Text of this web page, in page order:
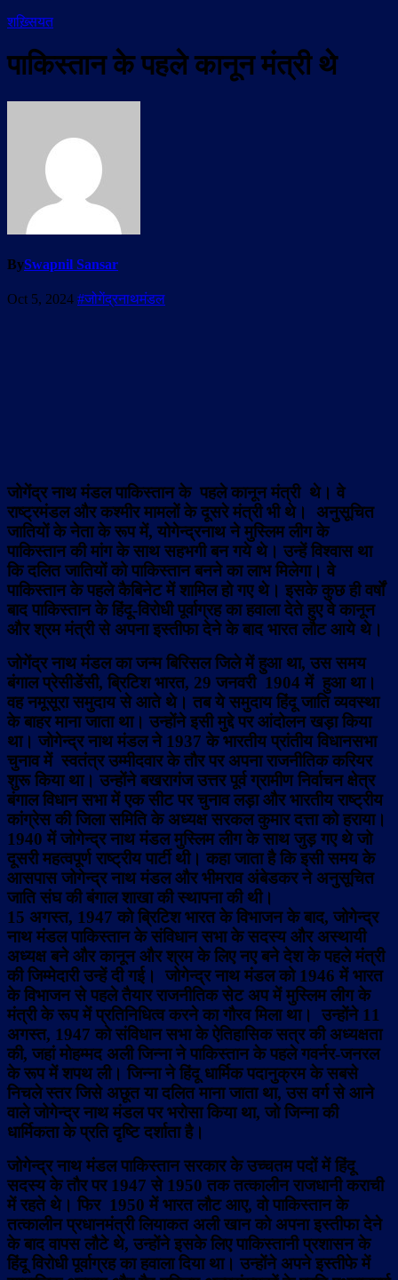
शख़्सियत
पाकिस्तान के पहले कानून मंत्री थे
BySwapnil Sansar
Oct 5, 2024 #जोगेंद्रनाथमंडल
जोगेंद्र नाथ मंडल पाकिस्तान के पहले कानून मंत्री थे। वे
राष्ट्रमंडल और कश्मीर मामलों के दूसरे मंत्री भी थे। अनुसूचित
जातियों के नेता के रूप में, योगेन्द्रनाथ ने मुस्लिम लीग के
पाकिस्तान की मांग के साथ सहभगी बन गये थे। उन्हें विश्वास था
कि दलित जातियों को पाकिस्तान बनने का लाभ मिलेगा। वे
पाकिस्तान के पहले कैबिनेट में शामिल हो गए थे। इसके कुछ ही वर्षों
बाद पाकिस्तान के हिंदू-विरोधी पूर्वाग्रह का हवाला देते हुए वे कानून
और श्रम मंत्री से अपना इस्तीफा देने के बाद भारत लौट आये थे।
जोगेंद्र नाथ मंडल का जन्म बिरिसल जिले में हुआ था, उस समय
बंगाल प्रेसीडेंसी, ब्रिटिश भारत, 29 जनवरी 1904 में हुआ था।
वह नमूसूरा समुदाय से आते थे। तब ये समुदाय हिंदू जाति व्यवस्था
के बाहर माना जाता था। उन्होंने इसी मुद्दे पर आंदोलन खड़ा किया
था। जोगेन्द्र नाथ मंडल ने 1937 के भारतीय प्रांतीय विधानसभा
चुनाव में स्वतंत्र उम्मीदवार के तौर पर अपना राजनीतिक करियर
शुरू किया था। उन्होंने बखरागंज उत्तर पूर्व ग्रामीण निर्वाचन क्षेत्र
बंगाल विधान सभा में एक सीट पर चुनाव लड़ा और भारतीय राष्ट्रीय
कांग्रेस की जिला समिति के अध्यक्ष सरकल कुमार दत्ता को हराया।
1940 में जोगेन्द्र नाथ मंडल मुस्लिम लीग के साथ जुड़ गए थे जो
दूसरी महत्वपूर्ण राष्ट्रीय पार्टी थी। कहा जाता है कि इसी समय के
आसपास जोगेन्द्र नाथ मंडल और भीमराव अंबेडकर ने अनुसूचित
जाति संघ की बंगाल शाखा की स्थापना की थी।
15 अगस्त, 1947 को ब्रिटिश भारत के विभाजन के बाद, जोगेन्द्र
नाथ मंडल पाकिस्तान के संविधान सभा के सदस्य और अस्थायी
अध्यक्ष बने और कानून और श्रम के लिए नए बने देश के पहले मंत्री
की जिम्मेदारी उन्हें दी गई। जोगेन्द्र नाथ मंडल को 1946 में भारत
के विभाजन से पहले तैयार राजनीतिक सेट अप में मुस्लिम लीग के
मंत्री के रूप में प्रतिनिधित्व करने का गौरव मिला था। उन्होंने 11
अगस्त, 1947 को संविधान सभा के ऐतिहासिक सत्र की अध्यक्षता
की, जहां मोहम्मद अली जिन्ना ने पाकिस्तान के पहले गवर्नर-जनरल
के रूप में शपथ ली। जिन्ना ने हिंदू धार्मिक पदानुक्रम के सबसे
निचले स्तर जिसे अछूत या दलित माना जाता था, उस वर्ग से आने
वाले जोगेन्द्र नाथ मंडल पर भरोसा किया था, जो जिन्ना की
धार्मिकता के प्रति दृष्ट‍ि दर्शाता है।
जोगेन्द्र नाथ मंडल पाकिस्तान सरकार के उच्चतम पदों में हिंदू
सदस्य के तौर पर 1947 से 1950 तक तत्कालीन राजधानी कराची
में रहते थे। फिर 1950 में भारत लौट आए, वो पाकिस्तान के
तत्कालीन प्रधानमंत्री लियाकत अली खान को अपना इस्तीफा देने
के बाद वापस लौटे थे, उन्होंने इसके लिए पाकिस्तानी प्रशासन के
हिंदू विरोधी पूर्वाग्रह का हवाला दिया था। उन्होंने अपने इस्तीफे में